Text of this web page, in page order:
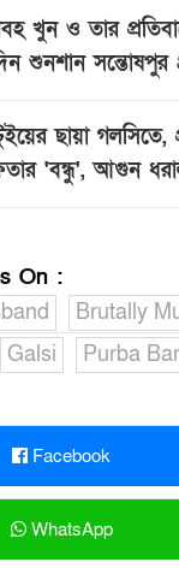
খুন ও তার
শুনশান সন্তোষপুর
ছায়া গলসিতে,
'বন্ধু', আগুন
On :
Brutally
Galsi Purba
Facebook
WhatsApp